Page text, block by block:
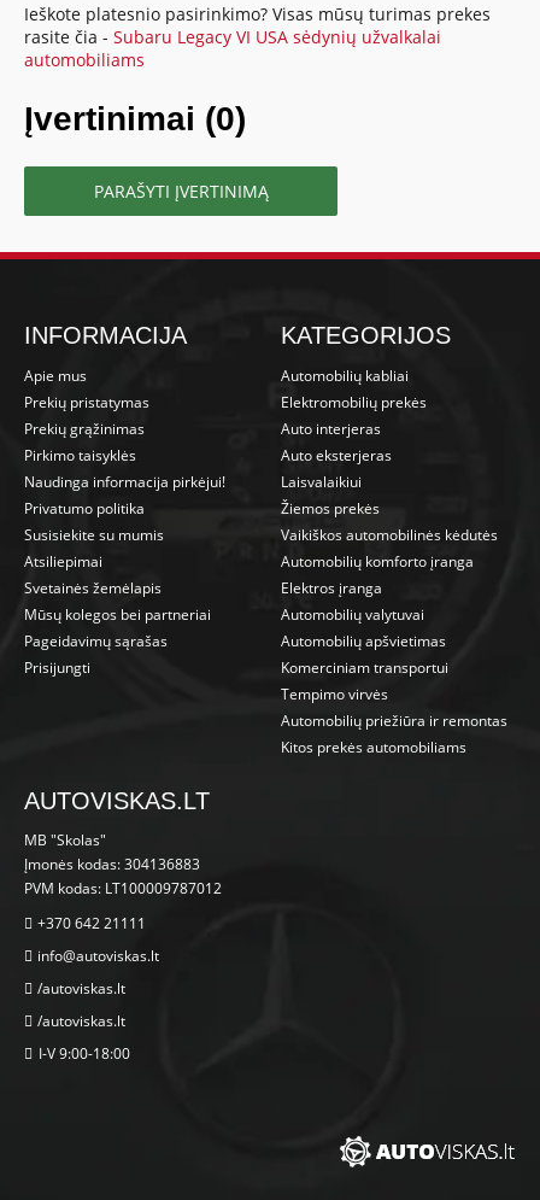
Ieškote platesnio pasirinkimo? Visas mūsų turimas prekes
rasite čia -Subaru Legacy VI USA sėdynių užvalkalai
automobiliams
Įvertinimai (0)
PARAŠYTI ĮVERTINIMĄ
INFORMACIJA
Apie mus
Prekių pristatymas
Prekių grąžinimas
Pirkimo taisyklės
Naudinga informacija pirkėjui!
Privatumo politika
Susisiekite su mumis
Atsiliepimai
Svetainės žemėlapis
Mūsų kolegos bei partneriai
Pageidavimų sąrašas
Prisijungti
KATEGORIJOS
Automobilių kabliai
Elektromobilių prekės
Auto interjeras
Auto eksterjeras
Laisvalaikiui
Žiemos prekės
Vaikiškos automobilinės kėdutės
Automobilių komforto įranga
Elektros įranga
Automobilių valytuvai
Automobilių apšvietimas
Komerciniam transportui
Tempimo virvės
Automobilių priežiūra ir remontas
Kitos prekės automobiliams
AUTOVISKAS.LT
MB "Skolas"
Įmonės kodas: 304136883
PVM kodas: LT100009787012
+370 642 21111
info@autoviskas.lt
/autoviskas.lt
/autoviskas.lt
I-V 9:00-18:00